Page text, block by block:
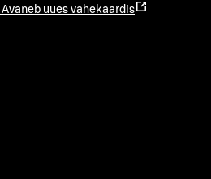
Avaneb uues vahekaardis